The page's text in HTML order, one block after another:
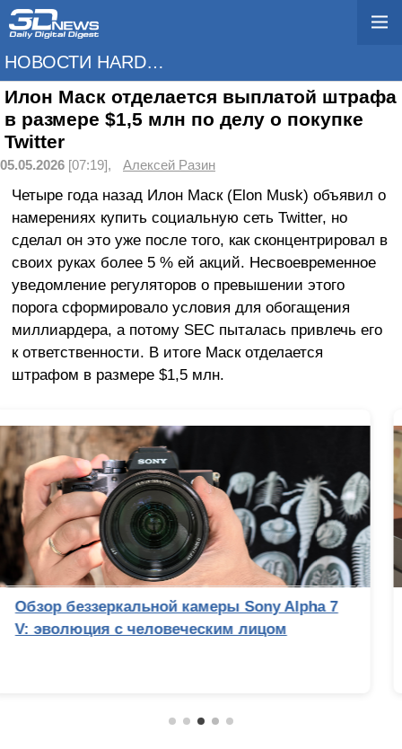
НОВОСТИ HARDWARE
Илон Маск отделается выплатой штрафа
в размере $1,5 млн по делу о покупке
Twitter
05.05.2026 [07:19], Алексей Разин
Четыре года назад Илон Маск (Elon Musk) объявил о
намерениях купить социальную сеть Twitter, но
сделал он это уже после того, как сконцентрировал в
своих руках более 5 % ей акций. Несвоевременное
уведомление регуляторов о превышении этого
порога сформировало условия для обогащения
миллиардера, а потому SEC пыталась привлечь его
к ответственности. В итоге Маск отделается
штрафом в размере $1,5 млн.
Сравнительный тест камер флагманских
смартфонов (2026): итоги